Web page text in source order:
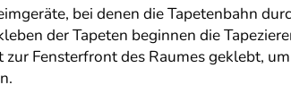
bei denen die Tapetenbahn
der Tapeten beginnen die
zur Fensterfront des Raumes geklebt,